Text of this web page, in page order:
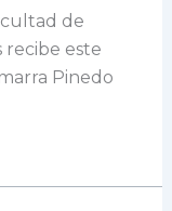
de
recibe este
Pinedo